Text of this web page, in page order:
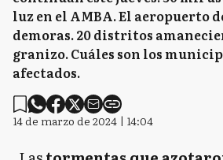
luz en el AMBA. El aeropuerto
demoras. 20 distritos
granizo. Cuáles son los
afectados.
14 de marzo de 2024 | 14:04